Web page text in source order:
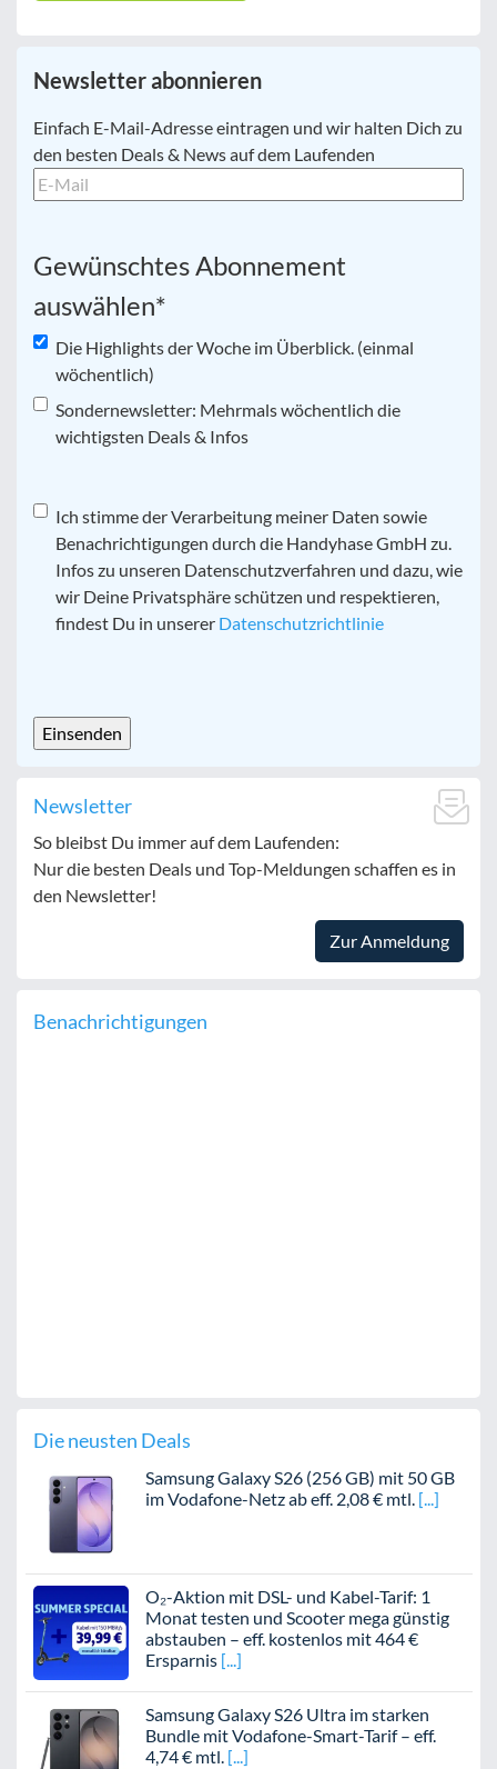
Newsletter abonnieren
E-
Mail *
Einfach E-Mail-Adresse eintragen und wir halten Dich zu
den besten Deals & News auf dem Laufenden
Gewünschtes Abonnement
auswählen*
Die Highlights der Woche im Überblick. (einmal
wöchentlich)
Sondernewsletter: Mehrmals wöchentlich die
wichtigsten Deals & Infos
Datenschutz*
Ich stimme der Verarbeitung meiner Daten sowie
Benachrichtigungen durch die Handyhase GmbH zu.
Infos zu unseren Datenschutzverfahren und dazu, wie
wir Deine Privatsphäre schützen und respektieren,
findest Du in unserer Datenschutzrichtlinie
Newsletter
So bleibst Du immer auf dem Laufenden:
Nur die besten Deals und Top-Meldungen schaffen es in
den Newsletter!
Zur Anmeldung
Benachrichtigungen
Die neusten Deals
Samsung Galaxy S26 (256 GB) mit 50 GB
im Vodafone-Netz ab eff. 2,08 € mtl.
O₂-Aktion mit DSL- und Kabel-Tarif: 1
Monat testen und Scooter mega günstig
abstauben – eff. kostenlos mit 464 €
Ersparnis
Samsung Galaxy S26 Ultra im starken
Bundle mit Vodafone-Smart-Tarif – eff.
4,74 € mtl.